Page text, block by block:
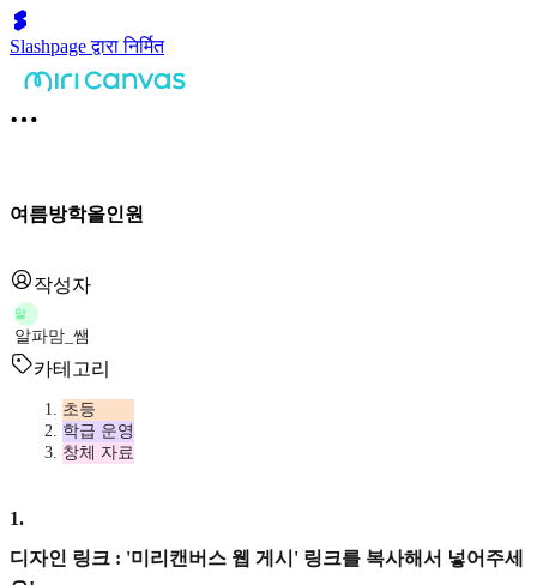
Slashpage द्वारा निर्मित
여름방학올인원
작성자
알
알파맘_쌤
카테고리
초등
학급 운영
창체 자료
1.
디자인 링크 : '미리캔버스 웹 게시' 링크를 복사해서 넣어주세